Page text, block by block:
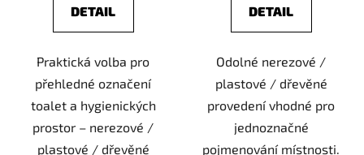
DETAIL
Praktická volba pro
přehledné označení
toalet a hygienických
prostor – nerezové /
plastové / dřevěné
DETAIL
Odolné nerezové /
plastové / dřevěné
provedení vhodné pro
jednoznačné
pojmenování místnosti.